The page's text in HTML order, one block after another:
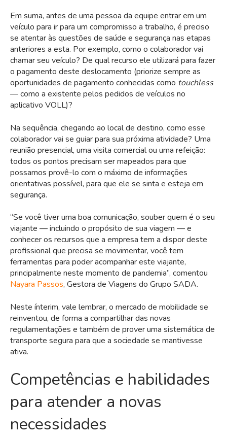
Em suma, antes de uma pessoa da equipe entrar em um
veículo para ir para um compromisso a trabalho, é preciso
se atentar às questões de saúde e segurança nas etapas
anteriores a esta. Por exemplo, como o colaborador vai
chamar seu veículo? De qual recurso ele utilizará para fazer
o pagamento deste deslocamento (priorize sempre as
oportunidades de pagamento conhecidas como touchless
— como a existente pelos pedidos de veículos no
aplicativo VOLL)?
Na sequência, chegando ao local de destino, como esse
colaborador vai se guiar para sua próxima atividade? Uma
reunião presencial, uma visita comercial ou uma refeição:
todos os pontos precisam ser mapeados para que
possamos provê-lo com o máximo de informações
orientativas possível, para que ele se sinta e esteja em
segurança.
“Se você tiver uma boa comunicação, souber quem é o seu
viajante — incluindo o propósito de sua viagem — e
conhecer os recursos que a empresa tem a dispor deste
profissional que precisa se movimentar, você tem
ferramentas para poder acompanhar este viajante,
principalmente neste momento de pandemia”, comentou
Nayara Passos, Gestora de Viagens do Grupo SADA.
Neste ínterim, vale lembrar, o mercado de mobilidade se
reinventou, de forma a compartilhar das novas
regulamentações e também de prover uma sistemática de
transporte segura para que a sociedade se mantivesse
ativa.
Competências e habilidades
para atender a novas
necessidades